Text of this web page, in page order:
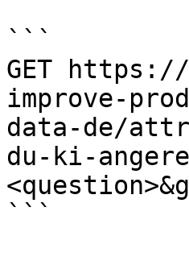
```
GET https://
improve-
data-de/
du-ki-
```